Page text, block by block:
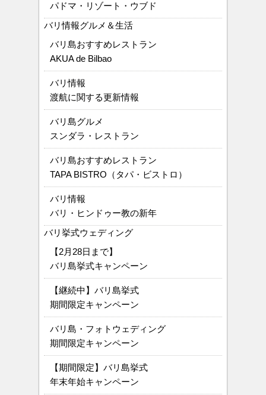
パドマ・リゾート・ウブド
バリ情報グルメ＆生活
バリ島おすすめレストラン
AKUA de Bilbao
バリ情報
渡航に関する更新情報
バリ島グルメ
スンダラ・レストラン
バリ島おすすめレストラン
TAPA BISTRO（タパ・ビストロ）
バリ情報
バリ・ヒンドゥー教の新年
バリ挙式ウェディング
【2月28日まで】
バリ島挙式キャンペーン
【継続中】バリ島挙式
期間限定キャンペーン
バリ島・フォトウェディング
期間限定キャンペーン
【期間限定】バリ島挙式
年末年始キャンペーン